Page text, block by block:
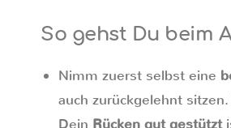
So gehst Du beim
Nimm zuerst selbst eine
auch zurückgelehnt
Dein Rücken gut gestützt